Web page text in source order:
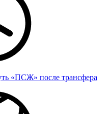
«ПСЖ» после трансфера